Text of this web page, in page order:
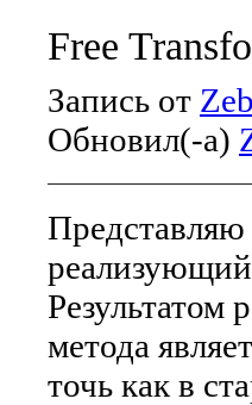
Free
Запись от
Обновил(-а)
Результатом
метода
точь как в